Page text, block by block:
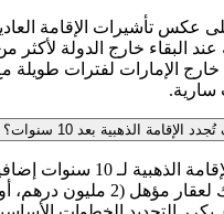
عكس تأشيرات الإقامة
سارية.
الإقامة الذهبية بعد 10 سنوات؟
تُجدد الإقامة الذهبية